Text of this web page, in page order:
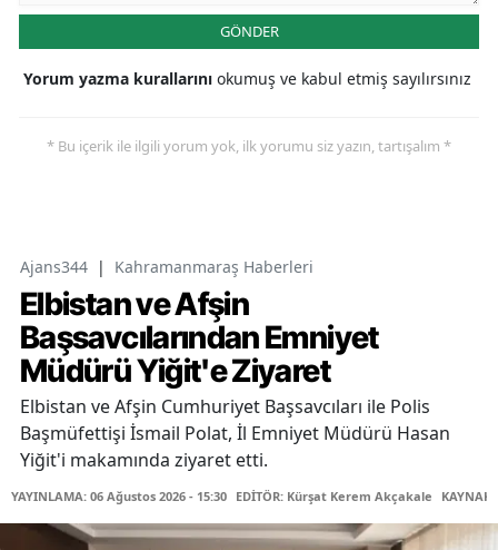
GÖNDER
Yorum yazma kurallarını okumuş ve kabul etmiş sayılırsınız
* Bu içerik ile ilgili yorum yok, ilk yorumu siz yazın, tartışalım *
Ajans344 | Kahramanmaraş Haberleri
Elbistan ve Afşin
Başsavcılarından Emniyet
Müdürü Yiğit'e Ziyaret
Elbistan ve Afşin Cumhuriyet Başsavcıları ile Polis
Başmüfettişi İsmail Polat, İl Emniyet Müdürü Hasan
Yiğit'i makamında ziyaret etti.
YAYINLAMA: 06 Ağustos 2026 - 15:30 EDİTÖR: Kürşat Kerem Akçakale